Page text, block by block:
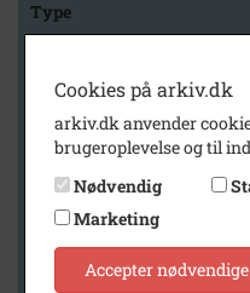
Type
Arkiv
Historisk Arkiv Dragør
Cookies på arkiv.dk
arkiv.dk anvender
brugeroplevelse og til
Nødvendig
Marketing
Accepter nødvendige